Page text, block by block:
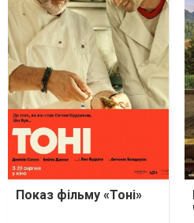
Показ фільму «Тоні»